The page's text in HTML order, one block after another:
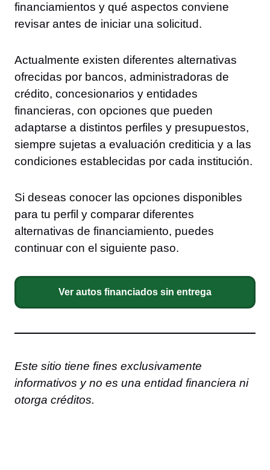
financiamientos y qué aspectos conviene
revisar antes de iniciar una solicitud.
Actualmente existen diferentes alternativas
ofrecidas por bancos, administradoras de
crédito, concesionarios y entidades
financieras, con opciones que pueden
adaptarse a distintos perfiles y presupuestos,
siempre sujetas a evaluación crediticia y a las
condiciones establecidas por cada institución.
Si deseas conocer las opciones disponibles
para tu perfil y comparar diferentes
alternativas de financiamiento, puedes
continuar con el siguiente paso.
Ver autos financiados sin entrega
Este sitio tiene fines exclusivamente
informativos y no es una entidad financiera ni
otorga créditos.